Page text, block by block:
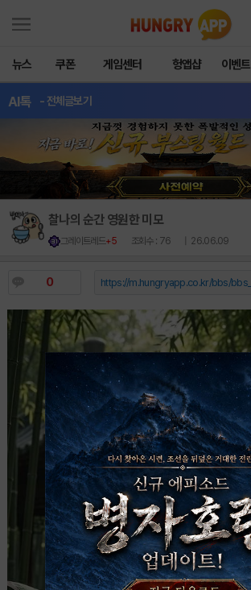
뉴스 쿠폰 게임센터 헝앱샵 이벤트
AI톡 - 전체글보기
찰나의 순간 영원한 미모
그레이트레드+5 조회수 : 76 | 26.06.09
0